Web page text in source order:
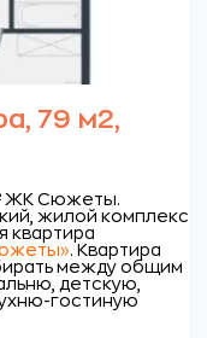
79 м2,
ЖК Сюжеты.
жилой комплекс
квартира
. Квартира
между общим
детскую,
гостиную